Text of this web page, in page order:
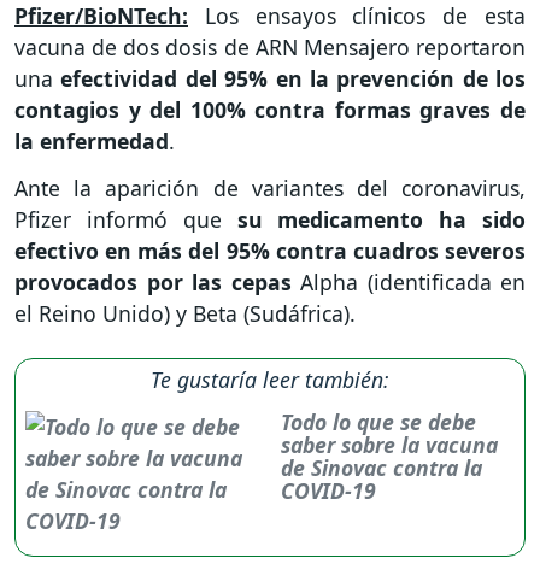
Pfizer/BioNTech: Los ensayos clínicos de esta
vacuna de dos dosis de ARN Mensajero reportaron
unaefectividad del 95% en la prevención de los
contagios y del 100% contra formas graves de
la enfermedad.
Ante la aparición de variantes del coronavirus,
Pfizer informó que su medicamento ha sido
efectivo en más del 95% contra cuadros severos
provocados por las cepas Alpha (identificada en
el Reino Unido) y Beta (Sudáfrica).
Te gustaría leer también:
Todo lo que se debe
saber sobre la vacuna
de Sinovac contra la
COVID-19